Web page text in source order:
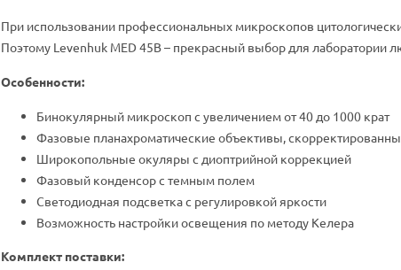
При использовании профессиональных микроскопов
Поэтому Levenhuk MED 45B – прекрасный выбор для лаборатории
Особенности:
Бинокулярный микроскоп с увеличением от 40 до 1000 крат
Фазовые планахроматические объективы,
Широкопольные окуляры с диоптрийной коррекцией
Фазовый конденсор с темным полем
Светодиодная подсветка с регулировкой яркости
Возможность настройки освещения по методу Келера
Комплект поставки: